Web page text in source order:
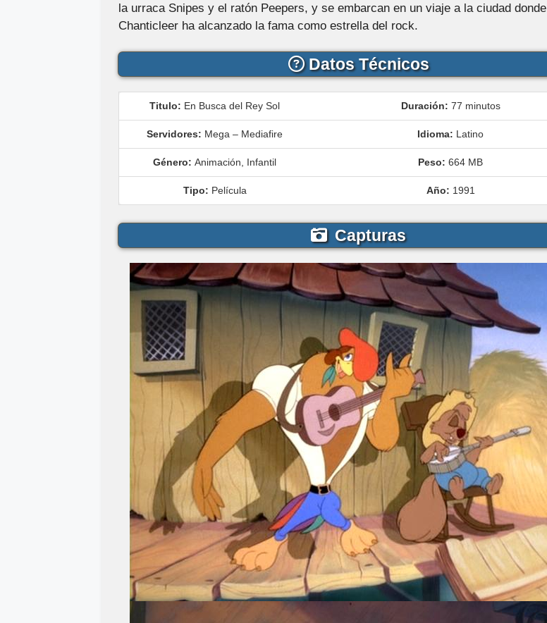
la urraca Snipes y el ratón Peepers, y se embarcan en un viaje a la ciudad donde
Chanticleer ha alcanzado la fama como estrella del rock.
Datos Técnicos
Titulo: En Busca del Rey Sol Duración: 77 minutos
Servidores: Mega – Mediafire Idioma: Latino
Género: Animación, Infantil Peso: 664 MB
Tipo: Película Año: 1991
Capturas